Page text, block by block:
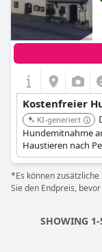
Kostenfreier
KI-generiert
Hundemitnahme
Haustieren nach
Aufenthalt mit
können.
*Es können
Sie den Endpreis,
SHOWING